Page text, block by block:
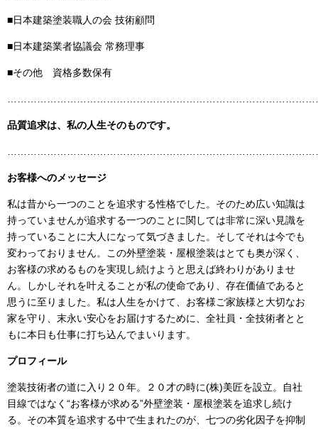
■日本建築塗装職人の会 技術顧問
■日本建築業者協議会 常務理事
■その他 資格多数保有
品質追求は、私の人生そのものです。
お客様へのメッセージ
私は昔から一つのことを追求する性格でした。そのため広い知識は
持っていませんが追求する一つのことに関しては非常に深い見識を
持っていることに大人になって気づきました。そしてそれは今でも
変わっておりません。この外壁塗装・屋根塗装はとても奥が深く、
お客様の求めるものを実現し続けようと思えば終わりがありませ
ん。しかしそれを叶えることが私の使命であり、存在価値であると
思うに至りました。私は人生をかけて、お客様ご家族様と大切なお
家を守り、末永い安心をお届けするために、全社員・全技術者とと
もに本日も仕事に打ち込んでまいります。
プロフィール
塗装技術者の道に入り２０年。２０才の時に(株)美匠を設立。自社
目線ではなく“お客様が求める”外壁塗装・屋根塗装を追求し続け
る。その本質を追求する中で生まれたのが、七つの劣化因子を抑制